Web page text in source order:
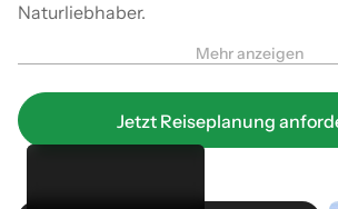
Naturliebhaber.
Mehr anzeigen
Jetzt Reiseplanung